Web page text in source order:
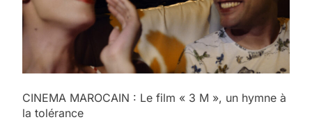
CINEMA MAROCAIN : Le film « 3 M », un hymne à
la tolérance